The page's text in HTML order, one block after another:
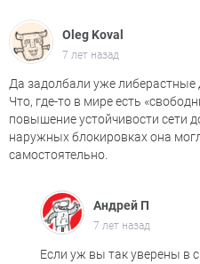
Oleg Koval
7 лет назад
Да задолбали уже либерастные
Что, где-то в мире есть
повышение устойчивости сети
наружных блокировках она
самостоятельно.
Андрей П
7 лет назад
Если уж вы так уверены в